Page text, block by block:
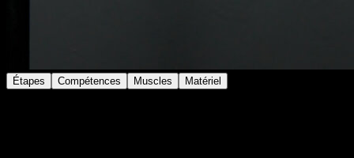
Étapes Compétences Muscles Matériel